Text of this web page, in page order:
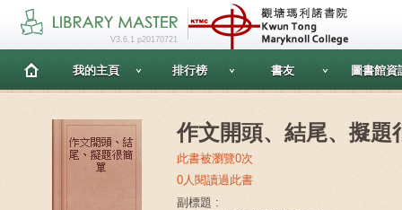
V3.6.1 p20170721
我的主頁 排行榜 書友 圖書館資
作文開頭、結尾、擬題
此書被瀏覽0次
0人閱讀過此書
副標題 :